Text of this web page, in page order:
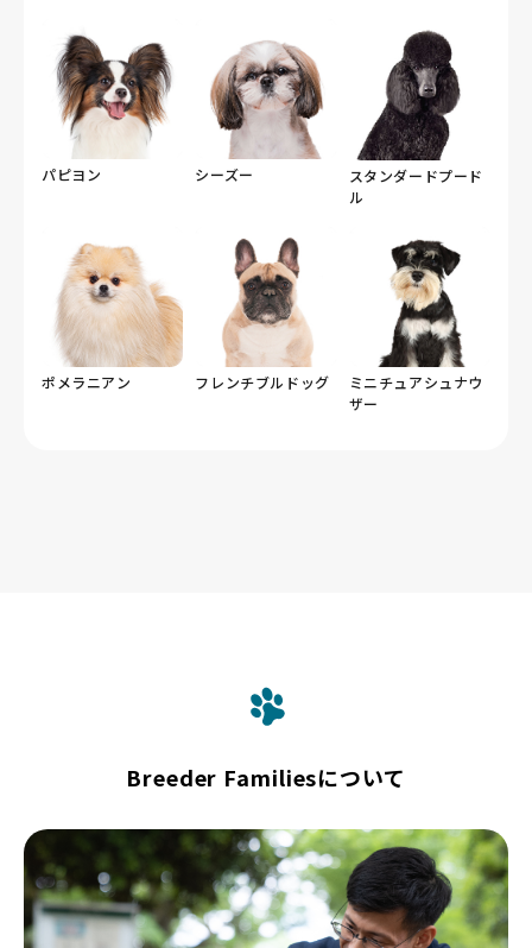
パピヨン シーズー
スタンダードプード
ル
ポメラニアン フレンチブルドッグ
ミニチュアシュナウ
ザー
Breeder Familiesについて